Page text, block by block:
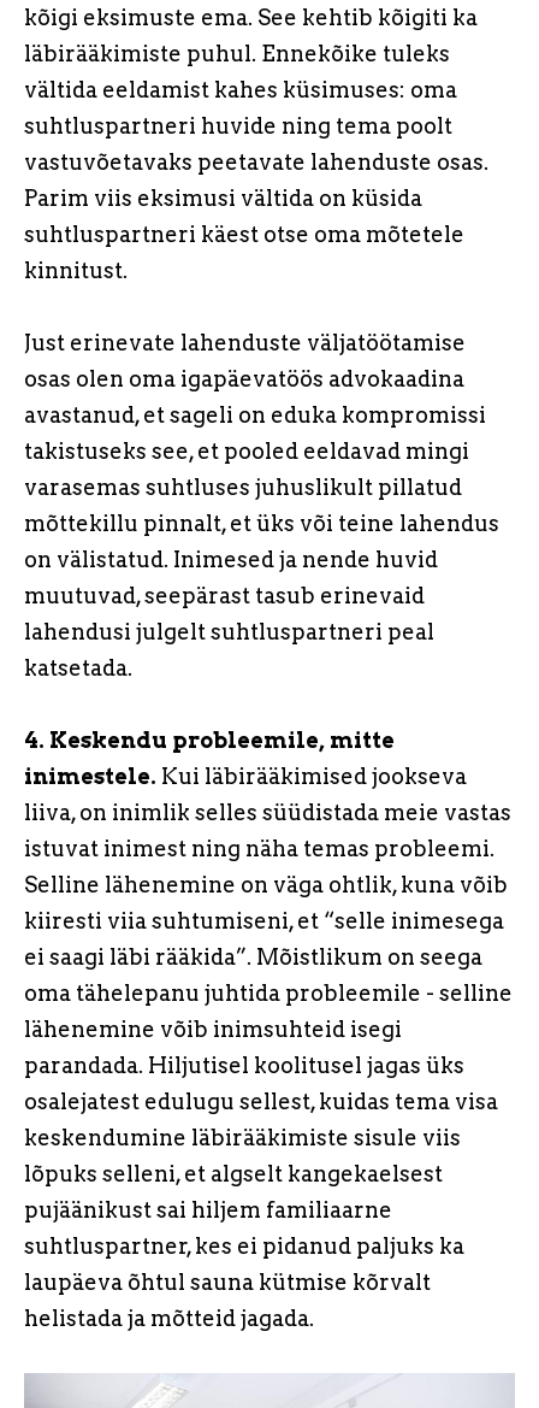
kõigi eksimuste ema. See kehtib kõigiti ka
läbirääkimiste puhul. Ennekõike tuleks
vältida eeldamist kahes küsimuses: oma
suhtluspartneri huvide ning tema poolt
vastuvõetavaks peetavate lahenduste osas.
Parim viis eksimusi vältida on küsida
suhtluspartneri käest otse oma mõtetele
kinnitust.
Just erinevate lahenduste väljatöötamise
osas olen oma igapäevatöös advokaadina
avastanud, et sageli on eduka kompromissi
takistuseks see, et pooled eeldavad mingi
varasemas suhtluses juhuslikult pillatud
mõttekillu pinnalt, et üks või teine lahendus
on välistatud. Inimesed ja nende huvid
muutuvad, seepärast tasub erinevaid
lahendusi julgelt suhtluspartneri peal
katsetada.
4. Keskendu probleemile, mitte
inimestele. Kui läbirääkimised jookseva
liiva, on inimlik selles süüdistada meie vastas
istuvat inimest ning näha temas probleemi.
Selline lähenemine on väga ohtlik, kuna võib
kiiresti viia suhtumiseni, et “selle inimesega
ei saagi läbi rääkida”. Mõistlikum on seega
oma tähelepanu juhtida probleemile - selline
lähenemine võib inimsuhteid isegi
parandada. Hiljutisel koolitusel jagas üks
osalejatest edulugu sellest, kuidas tema visa
keskendumine läbirääkimiste sisule viis
lõpuks selleni, et algselt kangekaelsest
pujäänikust sai hiljem familiaarne
suhtluspartner, kes ei pidanud paljuks ka
laupäeva õhtul sauna kütmise kõrvalt
helistada ja mõtteid jagada.